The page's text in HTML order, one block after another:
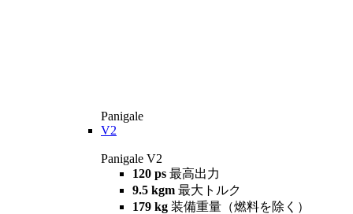
Panigale
V2
Panigale V2
120 ps 最高出力
9.5 kgm 最大トルク
179 kg 装備重量（燃料を除く）